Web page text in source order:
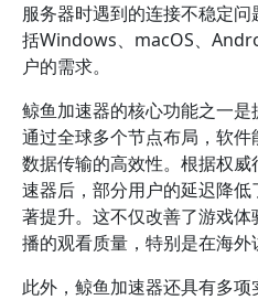
服务器时遇到的连接不稳定
括Windows、macOS、
户的需求。
鲸鱼加速器的核心功能之一是
通过全球多个节点布局，软
数据传输的高效性。根据权
速器后，部分用户的延迟降
著提升。这不仅改善了游戏
播的观看质量，特别是在海外
此外，鲸鱼加速器还具有多